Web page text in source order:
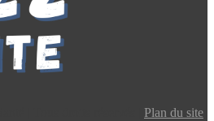
Plan du site